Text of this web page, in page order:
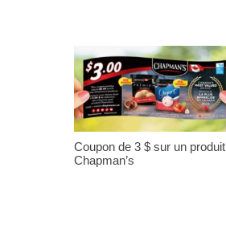
Coupon de 3 $ sur un produit
Chapman’s